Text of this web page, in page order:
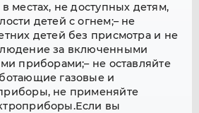
местах, не доступных детям,
детей с огнем;– не
детей без присмотра и не
за включенными
приборами;– не оставляйте
газовые и
не применяйте
вы